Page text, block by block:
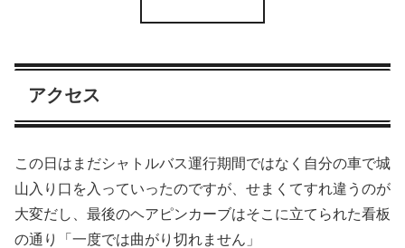
アクセス
この日はまだシャトルバス運行期間ではなく自分の車で城
山入り口を入っていったのですが、せまくてすれ違うのが
大変だし、最後のヘアピンカーブはそこに立てられた看板
の通り「一度では曲がり切れません」